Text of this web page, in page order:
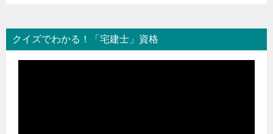
クイズでわかる！「宅建士」資格